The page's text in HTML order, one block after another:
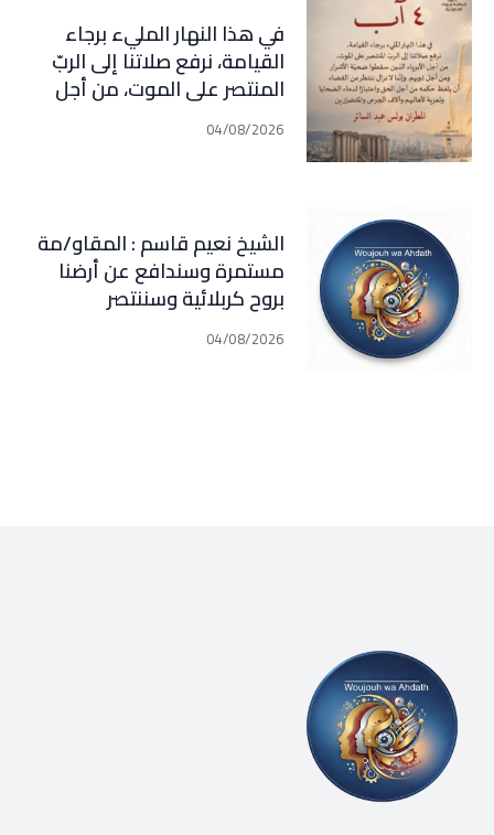
في هذا النهار المليء برجاء
القيامة، نرفع صلاتنا إلى الربّ
المنتصر على الموت، من أجل
الأبرياء الذين سقطوا ضحيّة
الأشرار ومن أجل ذويهم. وإننا لا
لدماء الضحايا وتعزية لأهاليهم
وآلاف الجرحى
والمتضررين(المطران بولس عبد
الساتر)
04/08/2026
الشيخ نعيم قاسم : المقاو/مة
مستمرة وسندافع عن أرضنا
بروح كربلائية وسننتصر
04/08/2026